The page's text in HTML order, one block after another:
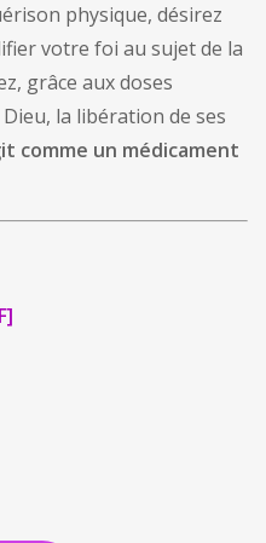
physique, désirez
votre foi au sujet de la
grâce aux doses
la libération de ses
comme un médicament